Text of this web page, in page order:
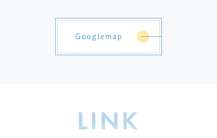
Googlemap
LINK